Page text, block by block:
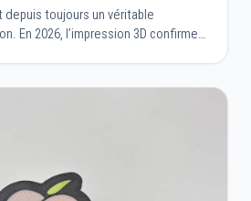
depuis toujours un véritable
En 2026, l’impression 3D confirme
et parfaitement adaptés aux